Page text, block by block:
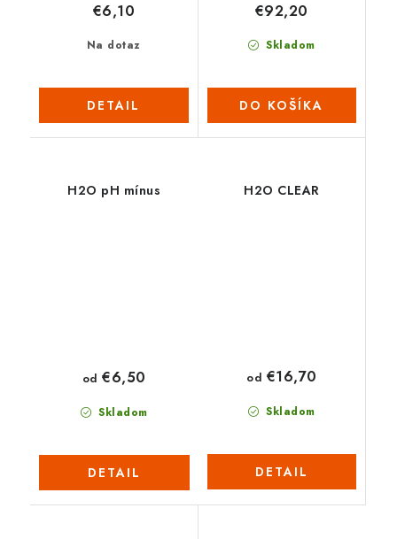
Na dotaz
€6,10
DETAIL
Skladom
€92,20
DO KOŠÍKA
H2O pH mínus
Skladom
od €6,50
DETAIL
H2O CLEAR
Skladom
od €16,70
DETAIL